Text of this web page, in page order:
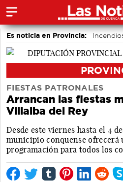
Es noticia en Provincia:
accidentes laborales
FIESTAS PATRONALES
Arrancan las fiestas
Villalba del Rey
Desde este viernes hasta el 4
municipio conquense ofrecerá
programación para todos los